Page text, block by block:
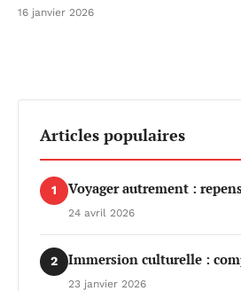
16 janvier 2026
Articles populaires
1 Voyager autrement :
24 avril 2026
2 Immersion culturelle :
23 janvier 2026